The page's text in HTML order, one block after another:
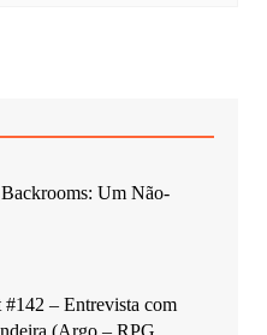
Um Não-
#142 – Entrevista com
(Argo – RPG